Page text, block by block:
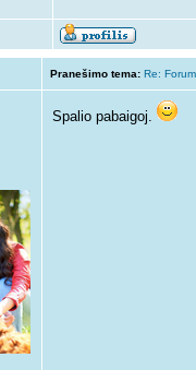
Pranešimo tema: Re:
Spalio pabaigoj.